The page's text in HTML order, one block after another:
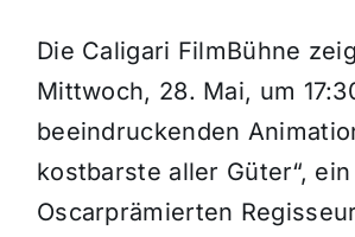
Die Caligari FilmBühne
Mittwoch, 28. Mai, um
beeindruckenden
kostbarste aller Güter“,
Oscarprämierten